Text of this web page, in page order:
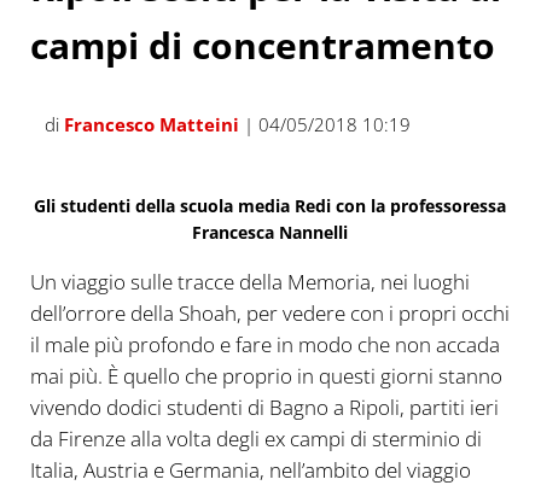
campi di concentramento
di Francesco Matteini | 04/05/2018 10:19
Gli studenti della scuola media Redi con la professoressa
Francesca Nannelli
Un viaggio sulle tracce della Memoria, nei luoghi
dell’orrore della Shoah, per vedere con i propri occhi
il male più profondo e fare in modo che non accada
mai più. È quello che proprio in questi giorni stanno
vivendo dodici studenti di Bagno a Ripoli, partiti ieri
da Firenze alla volta degli ex campi di sterminio di
Italia, Austria e Germania, nell’ambito del viaggio